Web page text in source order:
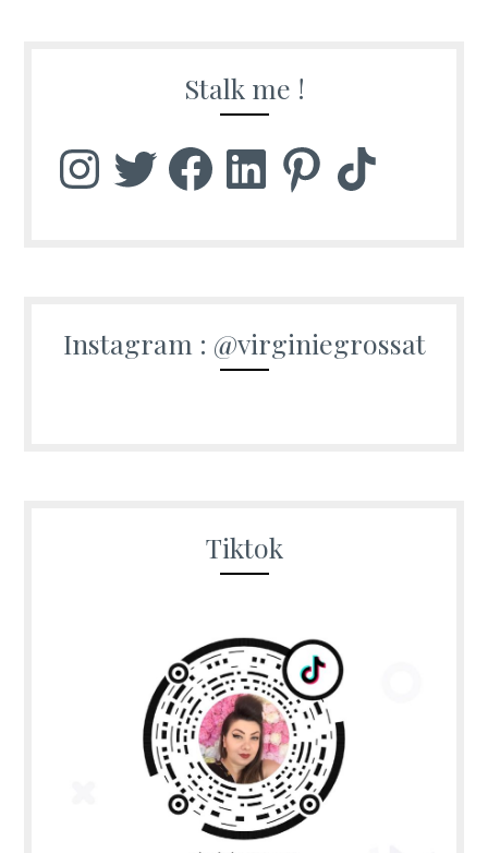
Stalk me !
InstagramTwitter FacebookLinkedInPinterest TikTok
Instagram : @virginiegrossat
Tiktok